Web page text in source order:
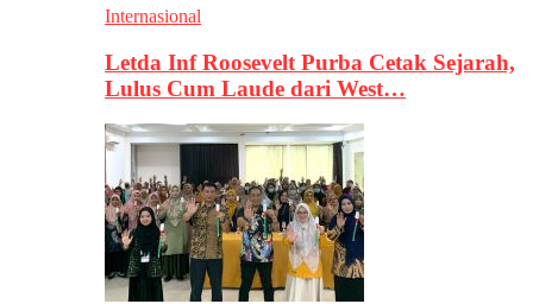
Internasional
Letda Inf Roosevelt Purba Cetak Sejarah,
Lulus Cum Laude dari West…